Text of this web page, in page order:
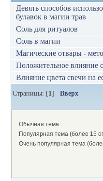
Девять способов
булавок в магии трав
Соль для ритуалов
Соль в магии
Магические отвары -
Положительное влияние
Влияние цвета свечи на
Страницы: [1]Вверх
Обычная тема
Популярная тема (более 15
Очень популярная тема